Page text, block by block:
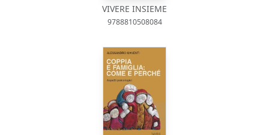
VIVERE INSIEME
9788810508084